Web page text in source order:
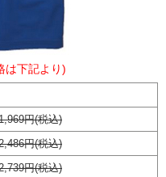
は下記より)
円(税込)
円(税込)
円(税込)